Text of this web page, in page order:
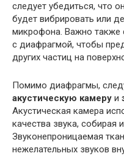
следует убедиться, что
будет вибрировать или
микрофона. Важно также
с диафрагмой, чтобы
других частиц на
Помимо диафрагмы,
акустическую камеру и
Акустическая камера
качества звука,
Звуконепроницаемая
нежелательных звуков